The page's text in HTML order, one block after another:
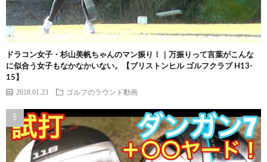
ドラコン女子・杉山美帆ちゃんのマン振り！｜万振りって言葉がこんな
に似合う女子もなかなかいない。【ブリストンヒル ゴルフクラブ H13-
15】
2018.01.23 ゴルフのラウンド動画